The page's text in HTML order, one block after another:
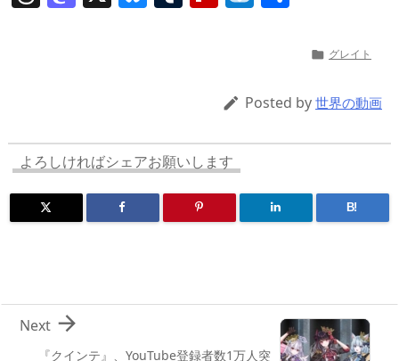
s o
n
ar
d
ro
p.
 グレイト
 Posted by 世界の動画
よろしければシェアお願いします
B!
『クインテ』、YouTube登録者数1万人突

Next